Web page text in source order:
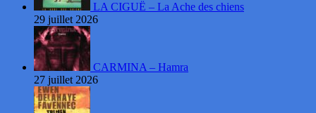
LA CIGUË – La Ache des chiens
29 juillet 2026
CARMINA – Hamra
27 juillet 2026